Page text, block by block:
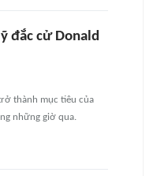
đắc cử Donald
thành mục tiêu của
những giờ qua.